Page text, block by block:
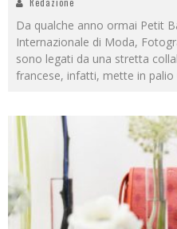
Redazione
Da qualche anno ormai Petit
Internazionale di Moda,
sono legati da una stretta
francese, infatti, mette in palio